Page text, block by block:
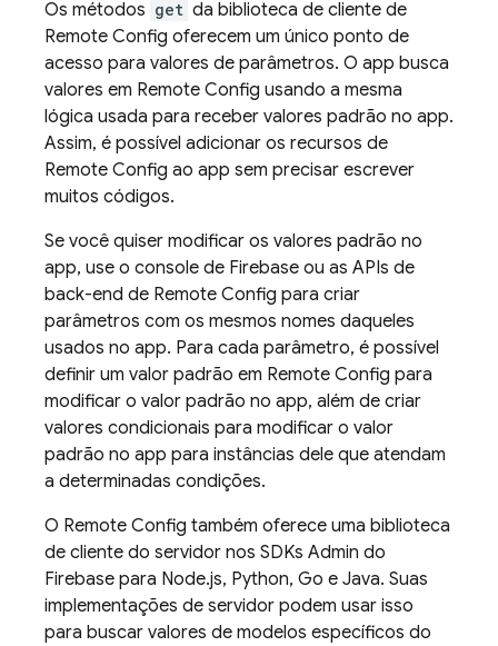
Os métodos get da biblioteca de cliente de
Remote Config oferecem um único ponto de
acesso para valores de parâmetros. O app busca
valores em Remote Config usando a mesma
lógica usada para receber valores padrão no app.
Assim, é possível adicionar os recursos de
Remote Config ao app sem precisar escrever
muitos códigos.
Se você quiser modificar os valores padrão no
app, use o console de Firebase ou as APIs de
back-end de Remote Config para criar
parâmetros com os mesmos nomes daqueles
usados no app. Para cada parâmetro, é possível
definir um valor padrão em Remote Config para
modificar o valor padrão no app, além de criar
valores condicionais para modificar o valor
padrão no app para instâncias dele que atendam
a determinadas condições.
O Remote Config também oferece uma biblioteca
de cliente do servidor nos SDKs Admin do
Firebase para Node.js, Python, Go e Java. Suas
implementações de servidor podem usar isso
para buscar valores de modelos específicos do